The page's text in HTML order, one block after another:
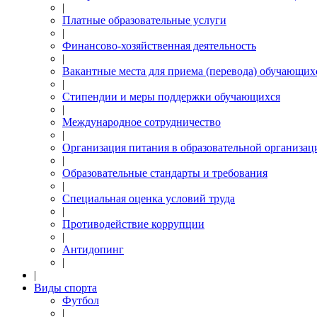
|
Платные образовательные услуги
|
Финансово-хозяйственная деятельность
|
Вакантные места для приема (перевода)
|
Стипендии и меры поддержки обучающихся
|
Международное сотрудничество
|
Организация питания в образовательной
|
Образовательные стандарты и требования
|
Специальная оценка условий труда
|
Противодействие коррупции
|
Антидопинг
|
|
Виды спорта
Футбол
|